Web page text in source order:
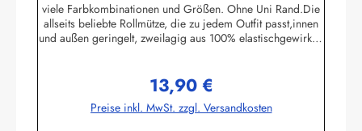
viele Farbkombinationen und Größen. Ohne Uni Rand.Die
allseits beliebte Rollmütze, die zu jedem Outfit passt,innen
und außen geringelt, zweilagig aus 100% elastischgewirkter
zu allen Ringelmuster - Hemden. Größe 0 - bis 46 cm
Kopfumfang (bis 18 Monate)Größe 1 - bis 52 cm
Kopfumfang (Kleinkinder)Größe 2 - bis 55 cm Kopfumfang
Regulärer Preis:
13,90 €
Preise inkl. MwSt. zzgl. Versandkosten